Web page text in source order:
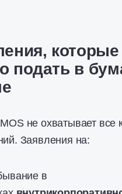
подать в
не охватывает все
Заявления на:
в